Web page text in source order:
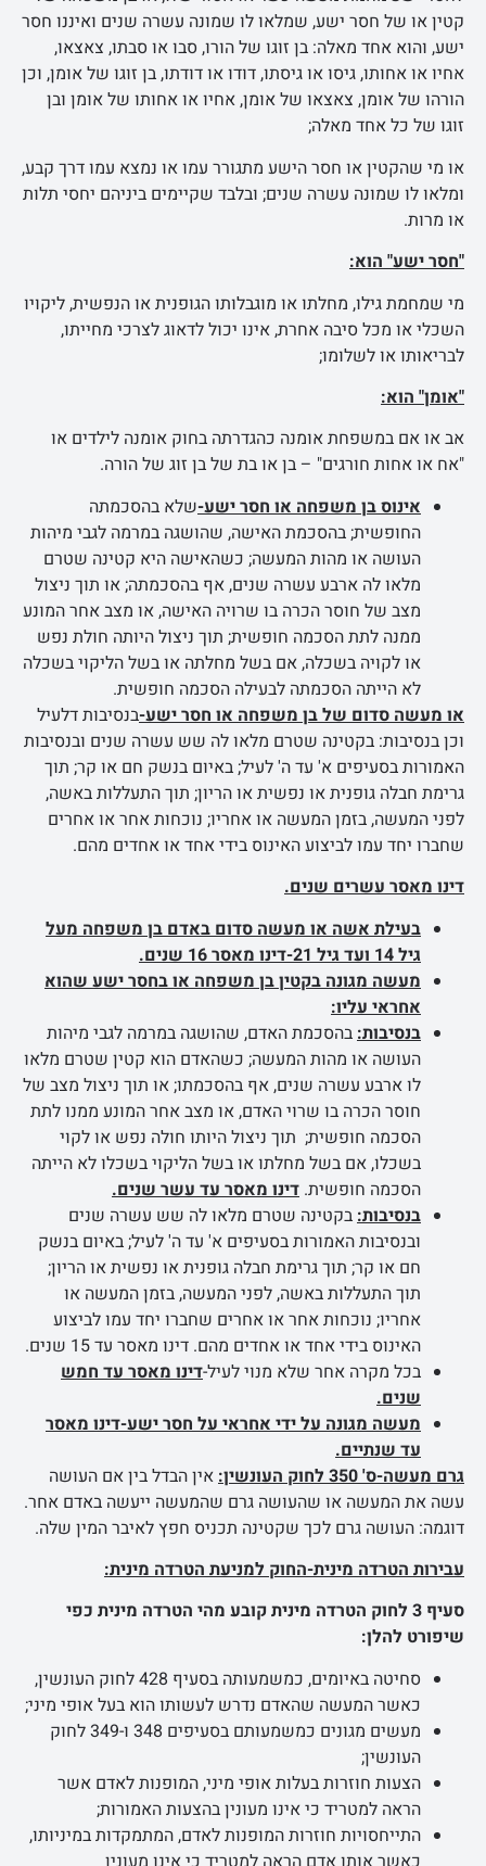
קטין או של חסר ישע, שמלאו לו שמונה עשרה שנים ואיננו חסר
ישע, והוא אחד מאלה: בן זוגו של הורו, סבו או סבתו, צאצאו,
אחיו או אחותו, גיסו או גיסתו, דודו או דודתו, בן זוגו של אומן, וכן
הורהו של אומן, צאצאו של אומן, אחיו או אחותו של אומן ובן
זוגו של כל אחד מאלה;
או מי שהקטין או חסר הישע מתגורר עמו או נמצא עמו דרך קבע,
ומלאו לו שמונה עשרה שנים; ובלבד שקיימים ביניהם יחסי תלות
או מרות.
"חסר ישע" הוא:
מי שמחמת גילו, מחלתו או מוגבלותו הגופנית או הנפשית, ליקויו
השכלי או מכל סיבה אחרת, אינו יכול לדאוג לצרכי מחייתו,
לבריאותו או לשלומו;
"אומן" הוא:
אב או אם במשפחת אומנה כהגדרתה בחוק אומנה לילדים או
"אח או אחות חורגים" – בן או בת של בן זוג של הורה.
אינוס בן משפחה או חסר ישע-שלא בהסכמתה
החופשית; בהסכמת האישה, שהושגה במרמה לגבי מיהות
העושה או מהות המעשה; כשהאישה היא קטינה שטרם
מלאו לה ארבע עשרה שנים, אף בהסכמתה; או תוך ניצול
מצב של חוסר הכרה בו שרויה האישה, או מצב אחר המונע
ממנה לתת הסכמה חופשית; תוך ניצול היותה חולת נפש
או לקויה בשכלה, אם בשל מחלתה או בשל הליקוי בשכלה
לא הייתה הסכמתה לבעילה הסכמה חופשית.
או מעשה סדום של בן משפחה או חסר ישע-בנסיבות דלעיל
וכן בנסיבות: בקטינה שטרם מלאו לה שש עשרה שנים ובנסיבות
האמורות בסעיפים א' עד ה' לעיל; באיום בנשק חם או קר; תוך
גרימת חבלה גופנית או נפשית או הריון; תוך התעללות באשה,
לפני המעשה, בזמן המעשה או אחריו; נוכחות אחר או אחרים
שחברו יחד עמו לביצוע האינוס בידי אחד או אחדים מהם.
דינו מאסר עשרים שנים.
בעילת אשה או מעשה סדום באדם בן משפחה מעל
גיל 14 ועד גיל 21-דינו מאסר 16 שנים.
מעשה מגונה בקטין בן משפחה או בחסר ישע שהוא
אחראי עליו:
בנסיבות: בהסכמת האדם, שהושגה במרמה לגבי מיהות
העושה או מהות המעשה; כשהאדם הוא קטין שטרם מלאו
לו ארבע עשרה שנים, אף בהסכמתו; או תוך ניצול מצב של
חוסר הכרה בו שרוי האדם, או מצב אחר המונע ממנו לתת
הסכמה חופשית; תוך ניצול היותו חולה נפש או לקוי
בשכלו, אם בשל מחלתו או בשל הליקוי בשכלו לא הייתה
הסכמה חופשית. דינו מאסר עד עשר שנים.
בנסיבות: בקטינה שטרם מלאו לה שש עשרה שנים
ובנסיבות האמורות בסעיפים א' עד ה' לעיל; באיום בנשק
חם או קר; תוך גרימת חבלה גופנית או נפשית או הריון;
תוך התעללות באשה, לפני המעשה, בזמן המעשה או
אחריו; נוכחות אחר או אחרים שחברו יחד עמו לביצוע
האינוס בידי אחד או אחדים מהם. דינו מאסר עד 15 שנים.
בכל מקרה אחר שלא מנוי לעיל-דינו מאסר עד חמש
שנים.
מעשה מגונה על ידי אחראי על חסר ישע-דינו מאסר
עד שנתיים.
גרם מעשה-ס' 350 לחוק העונשין:
אין הבדל בין אם העושה
עשה את המעשה או שהעושה גרם שהמעשה ייעשה באדם אחר.
דוגמה: העושה גרם לכך שקטינה תכניס חפץ לאיבר המין שלה.
עבירות הטרדה מינית-החוק למניעת הטרדה מינית:
סעיף 3 לחוק הטרדה מינית קובע מהי הטרדה מינית כפי
שיפורט להלן:
סחיטה באיומים, כמשמעותה בסעיף 428 לחוק העונשין,
כאשר המעשה שהאדם נדרש לעשותו הוא בעל אופי מיני;
מעשים מגונים כמשמעותם בסעיפים 348 ו-349 לחוק
העונשין;
הצעות חוזרות בעלות אופי מיני, המופנות לאדם אשר
הראה למטריד כי אינו מעונין בהצעות האמורות;
התייחסויות חוזרות המופנות לאדם, המתמקדות במיניותו,